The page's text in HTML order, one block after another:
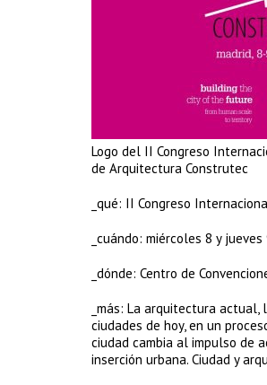
Logo del II Congreso
de Arquitectura Construtec
_qué: II Congreso
_cuándo: miércoles 8 y
_dónde: Centro de
_más: La arquitectura
ciudades de hoy, en un
ciudad cambia al impulso de
inserción urbana. Ciudad y